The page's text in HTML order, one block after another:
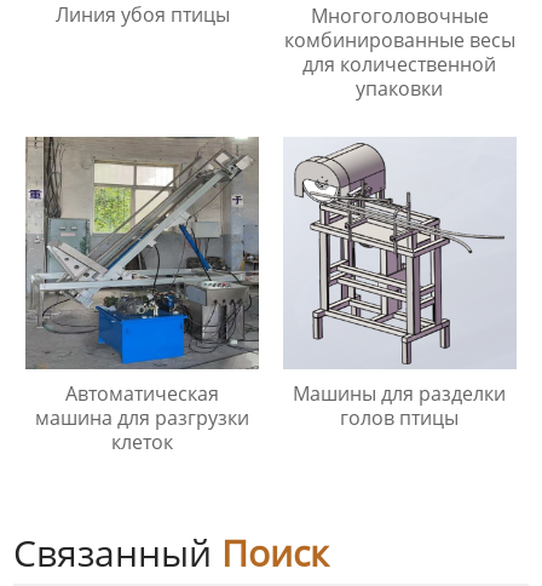
Линия убоя птицы
Многоголовочные
комбинированные весы
для количественной
упаковки
Автоматическая
машина для разгрузки
клеток
Машины для разделки
голов птицы
Связанный Поиск